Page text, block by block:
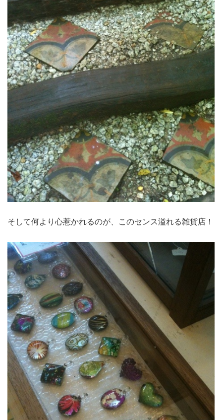
そして何より心惹かれるのが、このセンス溢れる雑貨店！